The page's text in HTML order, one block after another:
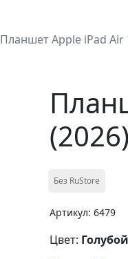
Планшет Apple iPad Air
Без RuStore
Артикул: 6479
Цвет: Голубой